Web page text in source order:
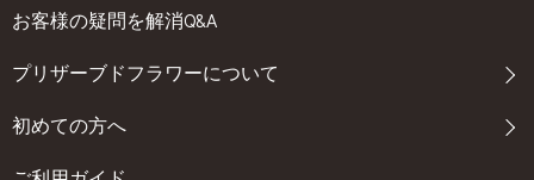
お客様の疑問を解消Q&A
プリザーブドフラワーについて
初めての方へ